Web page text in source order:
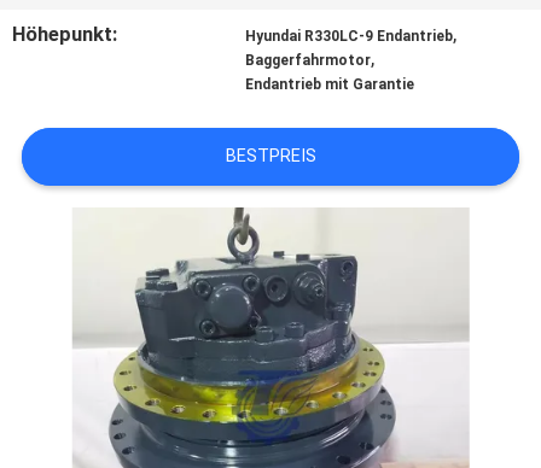
NACHRICHTEN
FÄLLE
REFERENZEN
SITEMAP
DATENSCHUTZ-
BESTIMMUNGEN
Höhepunkt: Hyundai R330LC-9 Endantrieb,
Baggerfahrmotor,
Endantrieb mit Garantie
BESTPREIS